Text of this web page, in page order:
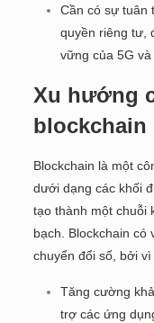
Cần có sự tuân
quyền riêng tư,
vững của 5G và
Xu hướng
blockchain
Blockchain là một
dưới dạng các khối
tạo thành một chuỗi
bạch. Blockchain có
chuyển đổi số, bởi vì
Tăng cường
trợ các ứng